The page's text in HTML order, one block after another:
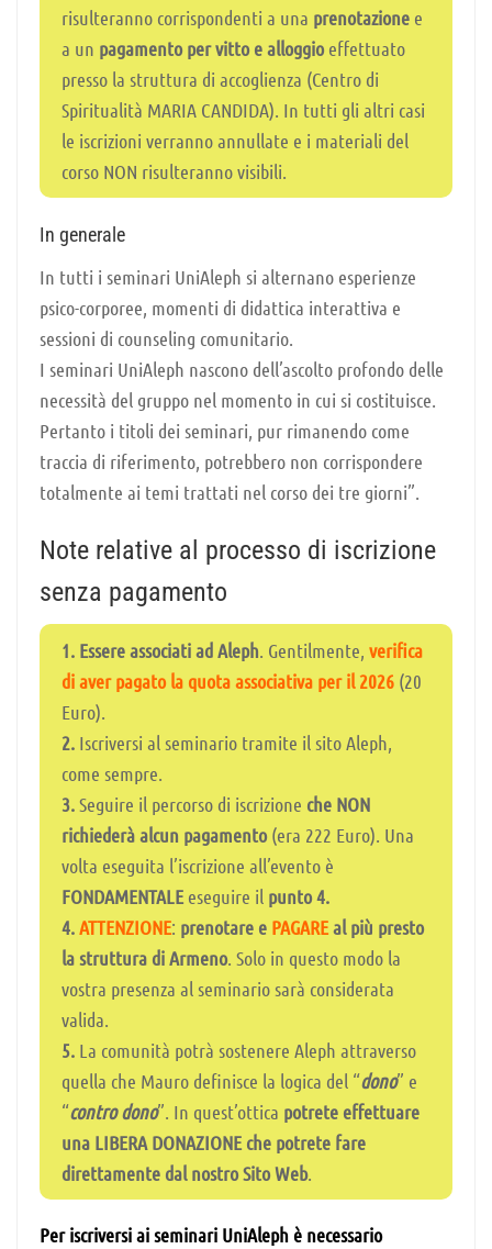
risulteranno corrispondenti a una prenotazione e
a un pagamento per vitto e alloggioeffettuato
presso la struttura di accoglienza (Centro di
Spiritualità MARIA CANDIDA). In tutti gli altri casi
le iscrizioni verranno annullate e i materiali del
corso NON risulteranno visibili.
In generale
In tutti i seminari UniAleph si alternano esperienze
psico-corporee, momenti di didattica interattiva e
sessioni di counseling comunitario.
I seminari UniAleph nascono dell’ascolto profondo delle
necessità del gruppo nel momento in cui si costituisce.
Pertanto i titoli dei seminari, pur rimanendo come
traccia di riferimento, potrebbero non corrispondere
totalmente ai temi trattati nel corso dei tre giorni”.
Note relative al processo di iscrizione
senza pagamento
1. Essere associati ad Aleph. Gentilmente, verifica
di aver pagato la quota associativa per il 2026 (20
Euro).
2. Iscriversi al seminario tramite il sito Aleph,
come sempre.
3.Seguire il percorso di iscrizione che NON
richiederà alcun pagamento(era 222 Euro). Una
volta eseguita l’iscrizione all’evento è
FONDAMENTALE eseguire il punto 4.
4.ATTENZIONE: prenotare e PAGAREal più presto
la struttura di Armeno. Solo in questo modo la
vostra presenza al seminario sarà considerata
valida.
5. La comunità potrà sostenere Aleph attraverso
quella che Mauro definisce la logica del “dono” e
“contro dono”. In quest’ottica potrete effettuare
una LIBERA DONAZIONE che potrete fare
direttamente dal nostro Sito Web.
Per iscriversi ai seminari UniAleph è necessario